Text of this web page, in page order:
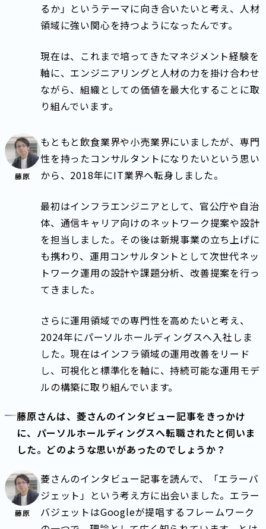
るか」というテーマに向き合いたいと考え、人材
領域に強い関心を持つようになったんです。
現在は、これまで培ってきたマネジメント経験を
軸に、エンジニアリングと人材の力を掛け合わせ
ながら、組織としての価値を最大化することに取
り組んでいます。
藤原
もともと飲食業界や小売業界にいましたが、専門
性を持ったコンサルタントになりたいという思い
から、2018年にIT業界へ転身しました。
最初はインフラエンジニアとして、官公庁や自治
体、通信キャリア向けのネットワーク提案や設計
を担当しました。その後は新規事業の立ち上げに
も携わり、運用コンサルタントとして次世代ネッ
トワーク運用の設計や課題分析、改善提案を行っ
てきました。
さらに運用領域での専門性を高めたいと考え、
2024年にパーソルホールディングスへ入社しま
した。現在はインフラ領域の運用改善をリード
し、可視化と標準化を軸に、持続可能な運用モデ
ルの構築に取り組んでいます。
藤原さんは、菱さんのインタビュー記事をきっかけ
に、パーソルホールディングスへ転職されたと伺いま
した。どのような思いがあったのでしょうか？
藤原
菱さんのインタビュー記事を読んで、「エラーバ
ジェット」という考え方に出会いました。エラー
バジェットはGoogleが提唱するフレームワーク